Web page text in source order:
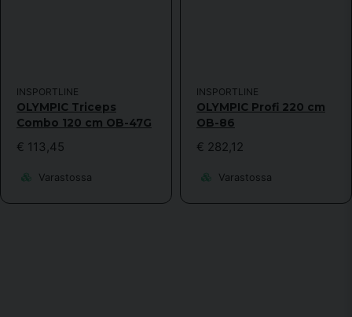
INSPORTLINE
OLYMPIC Triceps
Combo 120 cm OB-47G
€ 113,45
Varastossa
INSPORTLINE
OLYMPIC Profi 220 cm
OB-86
€ 282,12
Varastossa